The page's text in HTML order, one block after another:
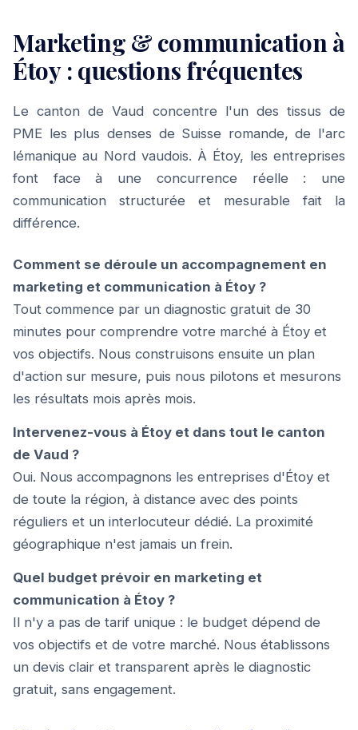
Marketing & communication à
Étoy : questions fréquentes
Le canton de Vaud concentre l'un des tissus de
PME les plus denses de Suisse romande, de l'arc
lémanique au Nord vaudois. À Étoy, les entreprises
font face à une concurrence réelle : une
communication structurée et mesurable fait la
différence.
Comment se déroule un accompagnement en
marketing et communication à Étoy ?
Tout commence par un diagnostic gratuit de 30
minutes pour comprendre votre marché à Étoy et
vos objectifs. Nous construisons ensuite un plan
d'action sur mesure, puis nous pilotons et mesurons
les résultats mois après mois.
Intervenez-vous à Étoy et dans tout le canton
de Vaud ?
Oui. Nous accompagnons les entreprises d'Étoy et
de toute la région, à distance avec des points
réguliers et un interlocuteur dédié. La proximité
géographique n'est jamais un frein.
Quel budget prévoir en marketing et
communication à Étoy ?
Il n'y a pas de tarif unique : le budget dépend de
vos objectifs et de votre marché. Nous établissons
un devis clair et transparent après le diagnostic
gratuit, sans engagement.